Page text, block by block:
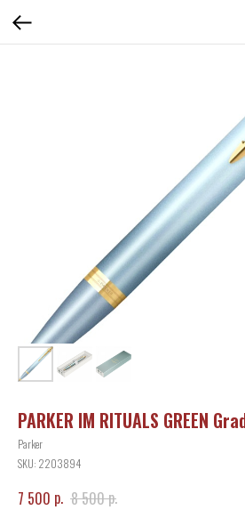
PARKER IM RITUALS GREEN
Parker
SKU: 2203894
7 500 р. 8 500р.